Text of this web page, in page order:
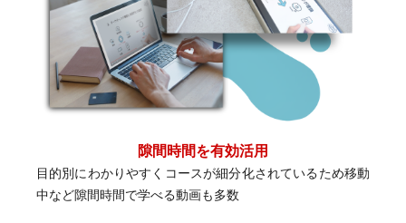
隙間時間を有効活用
目的別にわかりやすくコースが細分化されているため移動
中など隙間時間で学べる動画も多数